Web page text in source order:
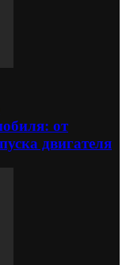
от
двигателя